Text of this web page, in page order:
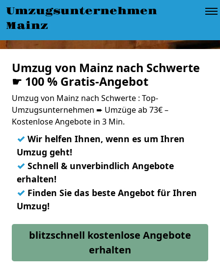
Umzugsunternehmen
Mainz
Umzug von Mainz nach Schwerte
☛ 100 % Gratis-Angebot
Umzug von Mainz nach Schwerte : Top-
Umzugsunternehmen ➨ Umzüge ab 73€ –
Kostenlose Angebote in 3 Min.
✓ Wir helfen Ihnen, wenn es um Ihren
Umzug geht!
✓ Schnell & unverbindlich Angebote
erhalten!
✓ Finden Sie das beste Angebot für Ihren
Umzug!
blitzschnell kostenlose Angebote
erhalten